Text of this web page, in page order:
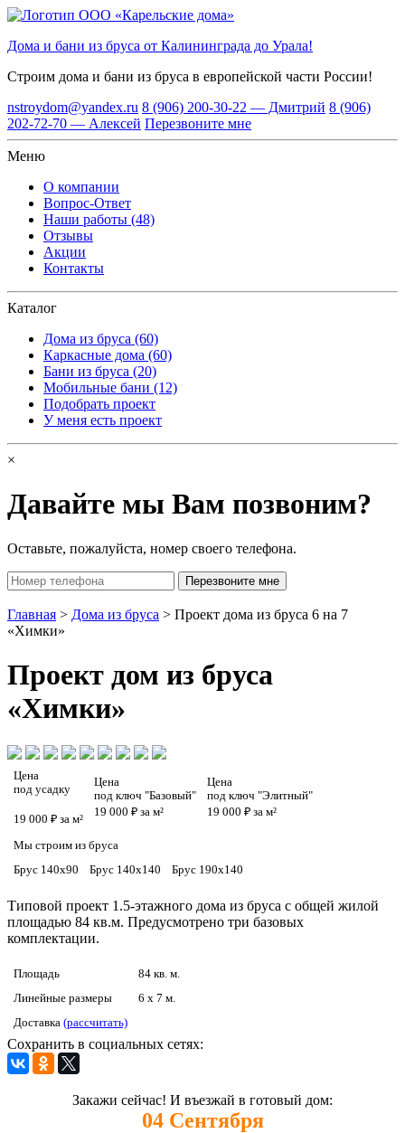
Дома и бани из бруса от Калининграда до Урала!
Строим дома и бани из бруса в европейской части России!
nstroydom@yandex.ru 8 (906) 200-30-22 — Дмитрий 8 (906)
202-72-70 — Алексей Перезвоните мне
Меню
О компании
Вопрос-Ответ
Наши работы (48)
Отзывы
Акции
Контакты
Каталог
Дома из бруса (60)
Каркасные дома (60)
Бани из бруса (20)
Мобильные бани (12)
Подобрать проект
У меня есть проект
×
Давайте мы Вам позвоним?
Оставьте, пожалуйста, номер своего телефона.
Главная > Дома из бруса > Проект дома из бруса 6 на 7
«Химки»
Проект дом из бруса
«Химки»
Цена
под усадку
19 000 ₽ за м²
Цена
под ключ "Базовый"
19 000 ₽ за м²
Цена
под ключ "Элитный"
19 000 ₽ за м²
Мы строим из бруса
Брус 140х90
Брус 140х140 Брус 190х140
Типовой проект 1.5-этажного дома из бруса с общей жилой
площадью 84 кв.м. Предусмотрено три базовых
комплектации.
Площадь
84 кв. м.
Линейные размеры
6 x 7 м.
Доставка (рассчитать)
Сохранить в социальных сетях:
Закажи сейчас! И въезжай в готовый дом:
04 Сентября